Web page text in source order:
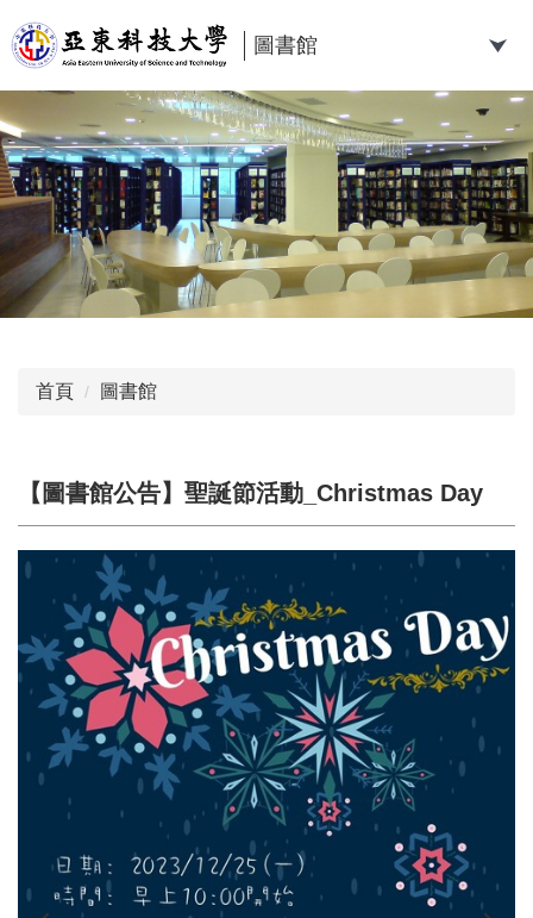
到
主
要
內
容
區
圖書館
首頁 圖書館
【圖書館公告】聖誕節活動_Christmas Day